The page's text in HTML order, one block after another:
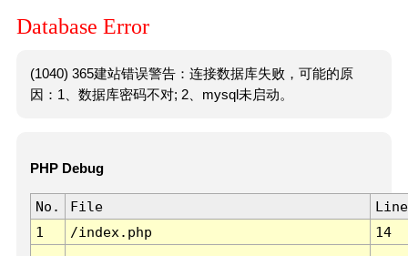
Database Error
(1040) 365建站错误警告：连接数据库失败，可能的原
因：1、数据库密码不对; 2、mysql未启动。
PHP Debug
No. File
Line
1
/index.php 14